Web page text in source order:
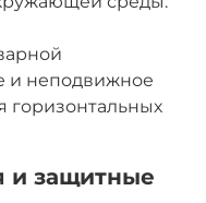
и неподвижное
горизонтальных
и защитные